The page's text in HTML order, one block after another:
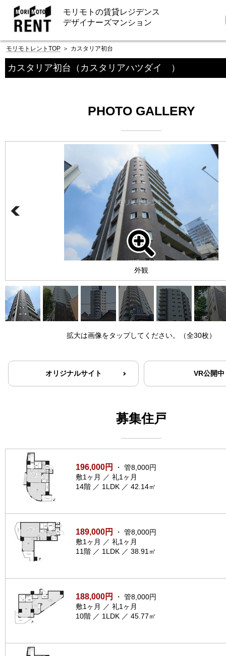
モリモトの賃貸レジデンス
デザイナーズマンション
モリモトレントTOP ＞ カスタリア初台
カスタリア初台 （カスタリアハツダイ ）
PHOTO GALLERY
外観
拡大は画像をタップしてください。（全30枚）
オリジナルサイト VR公開中
募集住戸
196,000円
・ 管8,000円
敷1ヶ月 ／ 礼1ヶ月
14階 ／ 1LDK ／ 42.14㎡
189,000円
・ 管8,000円
敷1ヶ月 ／ 礼1ヶ月
11階 ／ 1LDK ／ 38.91㎡
188,000円
・ 管8,000円
敷1ヶ月 ／ 礼1ヶ月
10階 ／ 1LDK ／ 45.77㎡